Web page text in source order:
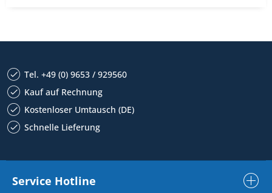
Tel. +49 (0) 9653 / 929560
Kauf auf Rechnung
Kostenloser Umtausch (DE)
Schnelle Lieferung
Service Hotline